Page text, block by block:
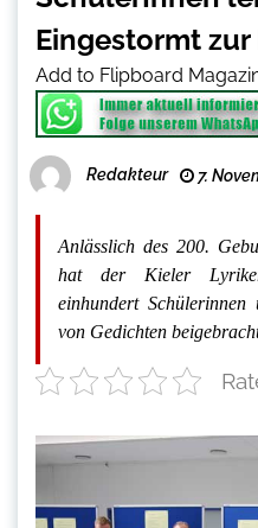
Eingestormt
Add to Flipboard
Redakteur 7.
Anlässlich des 200.
hat der Kieler
einhundert Schülerinnen
von Gedichten